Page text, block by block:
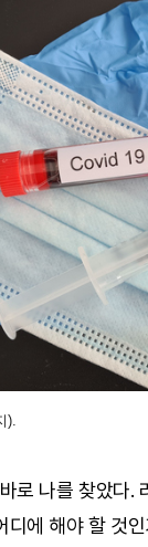
).
로 나를 찾았다.
디에 해야 할 것